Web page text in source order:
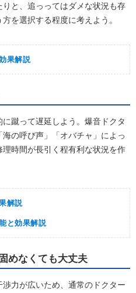
と、追っってはダメな状況も存
を選択する程度に考えよう。
果解説
蹴って遅延しよう。爆音ドクタ
の呼び声」「オバチャ」によっ
時間が長引く程有利な状況を作
解説
と効果解説
めなくても大丈夫
力が広いため、通常のドクター